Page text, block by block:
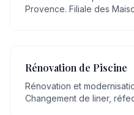
Provence. Filiale des
Rénovation de Piscine
Rénovation et
Changement de liner,